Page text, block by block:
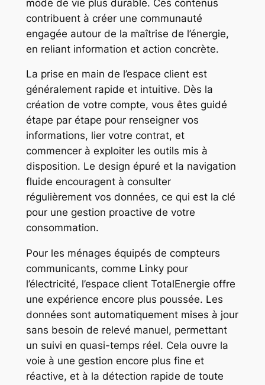
mode de vie plus durable. Ces contenus
contribuent à créer une communauté
engagée autour de la maîtrise de l’énergie,
en reliant information et action concrète.
La prise en main de l’espace client est
généralement rapide et intuitive. Dès la
création de votre compte, vous êtes guidé
étape par étape pour renseigner vos
informations, lier votre contrat, et
commencer à exploiter les outils mis à
disposition. Le design épuré et la navigation
fluide encouragent à consulter
régulièrement vos données, ce qui est la clé
pour une gestion proactive de votre
consommation.
Pour les ménages équipés de compteurs
communicants, comme Linky pour
l’électricité, l’espace client TotalEnergie offre
une expérience encore plus poussée. Les
données sont automatiquement mises à jour
sans besoin de relevé manuel, permettant
un suivi en quasi-temps réel. Cela ouvre la
voie à une gestion encore plus fine et
réactive, et à la détection rapide de toute